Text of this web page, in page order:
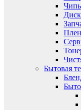
Бытовая